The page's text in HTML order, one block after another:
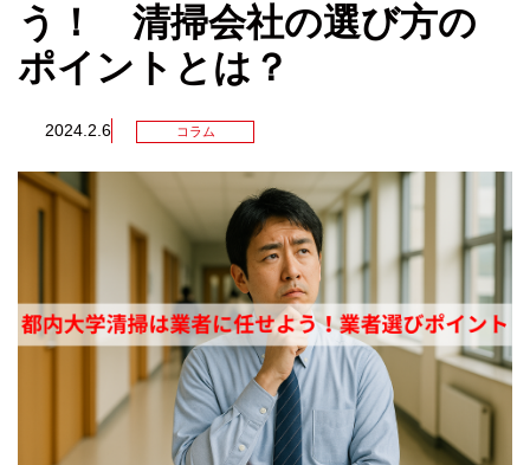
う！ 清掃会社の選び方の
ポイントとは？
2024.2.6 コラム